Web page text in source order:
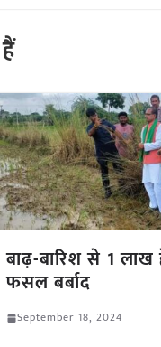
बाढ़-बारिश से 1
फसल बर्बाद
September 18, 2024